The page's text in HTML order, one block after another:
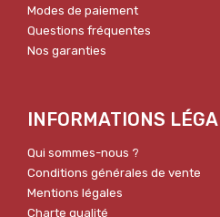
Modes de paiement
Questions fréquentes
Nos garanties
INFORMATIONS
Qui sommes-nous ?
Conditions générales de vente
Mentions légales
Charte qualité